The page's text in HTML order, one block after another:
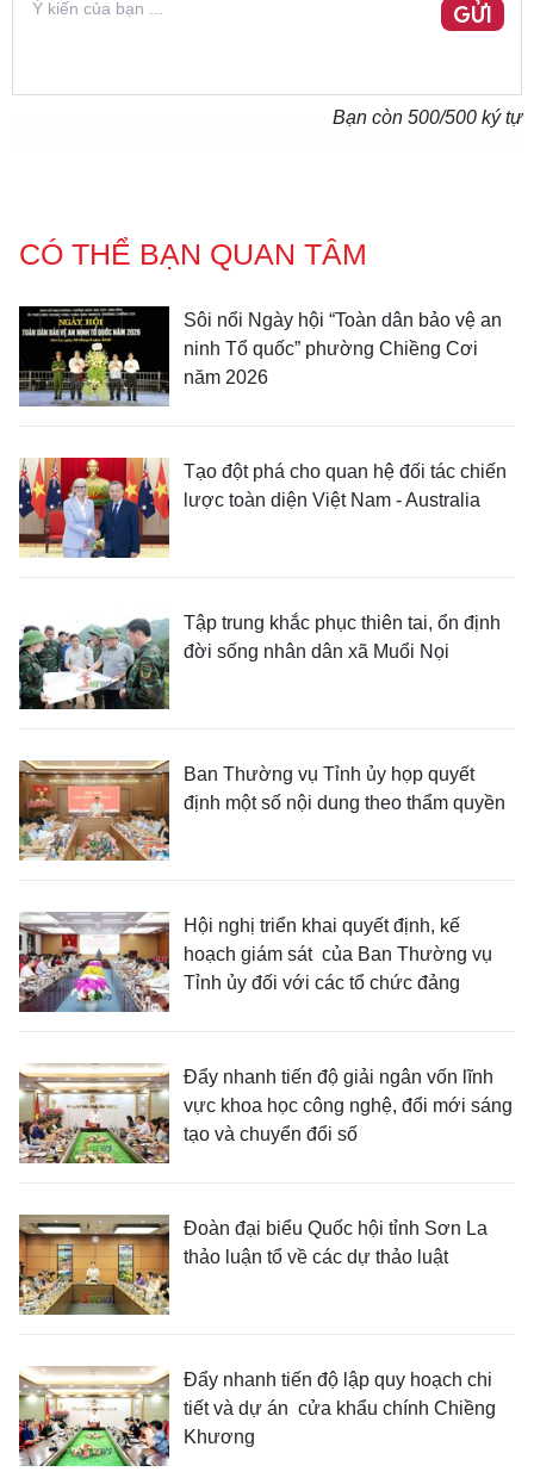
GỬI
Bạn còn 500/500 ký tự
CÓ THỂ BẠN QUAN TÂM
Sôi nổi Ngày hội “Toàn dân bảo vệ an
ninh Tổ quốc” phường Chiềng Cơi
năm 2026
Tạo đột phá cho quan hệ đối tác chiến
lược toàn diện Việt Nam - Australia
Tập trung khắc phục thiên tai, ổn định
đời sống nhân dân xã Muổi Nọi
Ban Thường vụ Tỉnh ủy họp quyết
định một số nội dung theo thẩm quyền
Hội nghị triển khai quyết định, kế
hoạch giám sát của Ban Thường vụ
Tỉnh ủy đối với các tổ chức đảng
Đẩy nhanh tiến độ giải ngân vốn lĩnh
vực khoa học công nghệ, đổi mới sáng
tạo và chuyển đổi số
Đoàn đại biểu Quốc hội tỉnh Sơn La
thảo luận tổ về các dự thảo luật
Đẩy nhanh tiến độ lập quy hoạch chi
tiết và dự án cửa khẩu chính Chiềng
Khương